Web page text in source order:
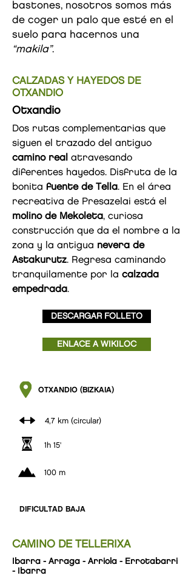
bastones, nosotros somos más
de coger un palo que esté en el
suelo para hacernos una
“makila”.
CALZADAS Y HAYEDOS DE
OTXANDIO
Otxandio
Dos rutas complementarias que
siguen el trazado del antiguo
camino real atravesando
diferentes hayedos. Disfruta de la
bonita fuente de Tella. En el área
recreativa de Presazelai está el
molino de Mekoleta, curiosa
construcción que da el nombre a la
zona y la antigua nevera de
Astakurutz. Regresa caminando
tranquilamente por la calzada
empedrada.
DESCARGAR FOLLETO
ENLACE A WIKILOC
OTXANDIO (BIZKAIA)
4,7 km (circular)
1h 15'
100 m
DIFICULTAD BAJA
CAMINO DE TELLERIXA
Ibarra - Arraga - Arriola - Errotabarri
- Ibarra